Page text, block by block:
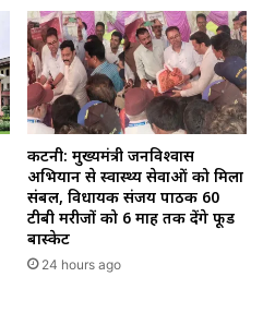
कटनी: मुख्यमंत्री जनविश्वास
अभियान से स्वास्थ्य सेवाओं को मिला
संबल, विधायक संजय पाठक 60
टीबी मरीजों को 6 माह तक देंगे फूड
बास्केट
24 hours ago